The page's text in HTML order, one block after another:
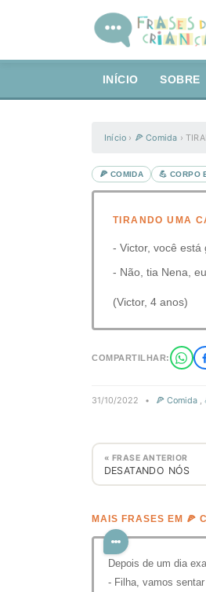
INÍCIO SOBRE
Início › 🍕 Comida ›
🍕 COMIDA 💪 CORPO
TIRANDO UMA
- Victor, você está
- Não, tia Nena,
(Victor, 4 anos)
COMPARTILHAR:
31/10/2022 • 🍕 Comida ,
« FRASE ANTERIOR
DESATANDO NÓS
MAIS FRASES EM 🍕
Depois de um dia
- Filha, vamos